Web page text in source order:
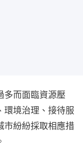
多而面臨資源壓
環境治理、接待服
市紛紛採取相應措